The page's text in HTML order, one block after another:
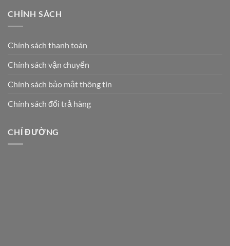
CHÍNH SÁCH
Chính sách thanh toán
Chính sách vận chuyển
Chính sách bảo mật thông tin
Chính sách đổi trả hàng
CHỈ ĐƯỜNG